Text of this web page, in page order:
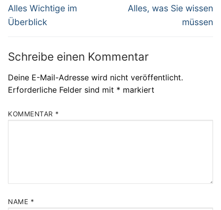
Alles Wichtige im
Überblick
Alles, was Sie wissen
müssen
Schreibe einen Kommentar
Deine E-Mail-Adresse wird nicht veröffentlicht.
Erforderliche Felder sind mit * markiert
KOMMENTAR *
NAME *